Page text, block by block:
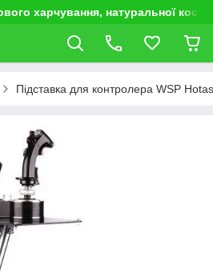
харчування, натуральної
Підставка для контролера WSP